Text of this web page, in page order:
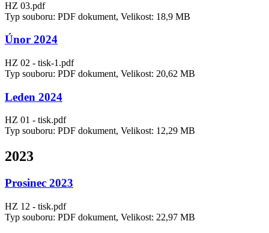
HZ 03.pdf
Typ souboru: PDF dokument, Velikost: 18,9 MB
Únor 2024
HZ 02 - tisk-1.pdf
Typ souboru: PDF dokument, Velikost: 20,62 MB
Leden 2024
HZ 01 - tisk.pdf
Typ souboru: PDF dokument, Velikost: 12,29 MB
2023
Prosinec 2023
HZ 12 - tisk.pdf
Typ souboru: PDF dokument, Velikost: 22,97 MB